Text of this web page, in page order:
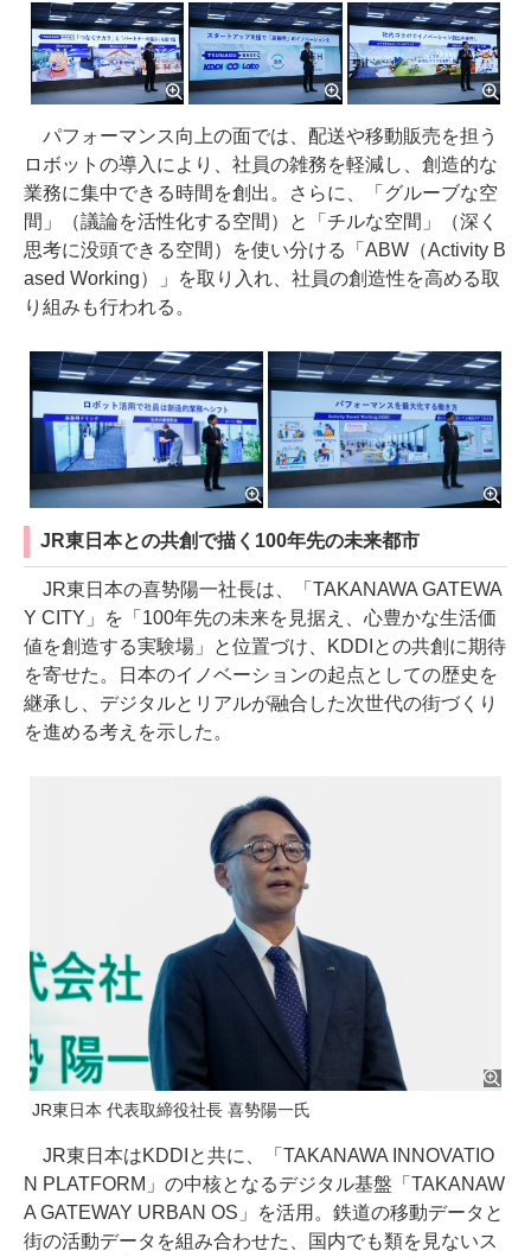
パフォーマンス向上の面では、配送や移動販売を担う
ロボットの導入により、社員の雑務を軽減し、創造的な
業務に集中できる時間を創出。さらに、「グルーブな空
間」（議論を活性化する空間）と「チルな空間」（深く
思考に没頭できる空間）を使い分ける「ABW（Activity B
ased Working）」を取り入れ、社員の創造性を高める取
り組みも行われる。
JR東日本との共創で描く100年先の未来都市
JR東日本の喜㔟陽一社長は、「TAKANAWA GATEWA
Y CITY」を「100年先の未来を見据え、心豊かな生活価
値を創造する実験場」と位置づけ、KDDIとの共創に期待
を寄せた。日本のイノベーションの起点としての歴史を
継承し、デジタルとリアルが融合した次世代の街づくり
を進める考えを示した。
JR東日本 代表取締役社長 喜㔟陽一氏
JR東日本はKDDIと共に、「TAKANAWA INNOVATIO
N PLATFORM」の中核となるデジタル基盤「TAKANAW
A GATEWAY URBAN OS」を活用。鉄道の移動データと
街の活動データを組み合わせた、国内でも類を見ないス